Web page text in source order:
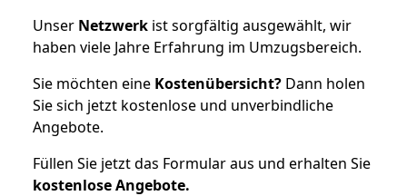
Unser Netzwerk ist sorgfältig ausgewählt, wir
haben viele Jahre Erfahrung im Umzugsbereich.
Sie möchten eine Kostenübersicht? Dann holen
Sie sich jetzt kostenlose und unverbindliche
Angebote.
Füllen Sie jetzt das Formular aus und erhalten Sie
kostenloseAngebote.